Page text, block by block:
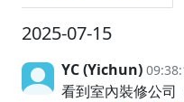
2025-07-15
YC (Yichun)
看到室內裝修公司